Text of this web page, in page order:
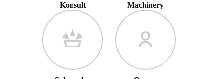
Konsult Machinery